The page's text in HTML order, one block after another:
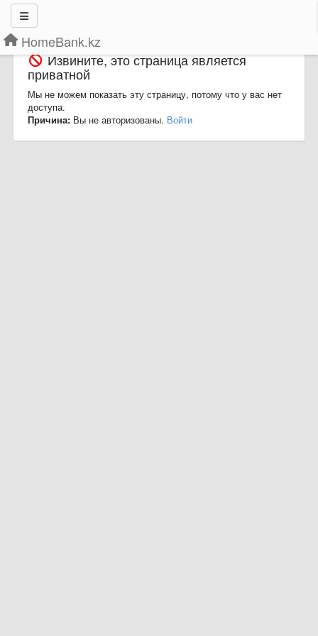
HomeBank.kz
Извините, это страница является
приватной
Мы не можем показать эту страницу, потому что у вас нет
доступа.
Причина: Вы не авторизованы. Войти